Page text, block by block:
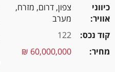
כיווני
אוויר
צפון, דרום, מזרח,
מערב
קוד נכס
122
מחיר
60,000,000 ₪